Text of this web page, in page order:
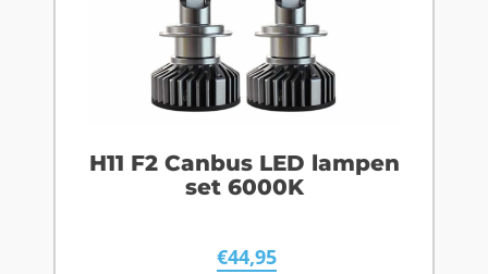
H11 F2 Canbus LED lampen
set 6000K
€44,95